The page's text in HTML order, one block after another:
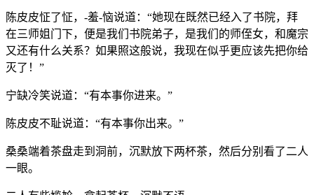
陈皮皮怔了怔，-羞-恼说道：“她现在既然已经入了书院，拜
在三师姐门下，便是我们书院弟子，是我们的师侄女，和魔宗
又还有什么关系？如果照这般说，我现在似乎更应该先把你给
灭了！”
宁缺冷笑说道：“有本事你进来。”
陈皮皮不耻说道：“有本事你出来。”
桑桑端着茶盘走到洞前，沉默放下两杯茶，然后分别看了二人
一眼。